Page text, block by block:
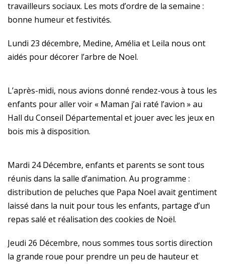
travailleurs sociaux. Les mots d’ordre de la semaine :
bonne humeur et festivités.
Lundi 23 décembre, Medine, Amélia et Leila nous ont
aidés pour décorer l’arbre de Noel.
L’après-midi, nous avions donné rendez-vous à tous les
enfants pour aller voir « Maman j’ai raté l’avion » au
Hall du Conseil Départemental et jouer avec les jeux en
bois mis à disposition.
Mardi 24 Décembre, enfants et parents se sont tous
réunis dans la salle d’animation. Au programme :
distribution de peluches que Papa Noel avait gentiment
laissé dans la nuit pour tous les enfants, partage d’un
repas salé et réalisation des cookies de Noël.
Jeudi 26 Décembre, nous sommes tous sortis direction
la grande roue pour prendre un peu de hauteur et